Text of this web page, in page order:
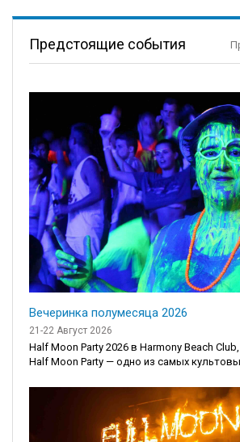
Предстоящие события
Вечеринка полумесяца 2026
21-22 Август 2026
Half Moon Party 2026 в Harmony Beach
Half Moon Party — одно из самых